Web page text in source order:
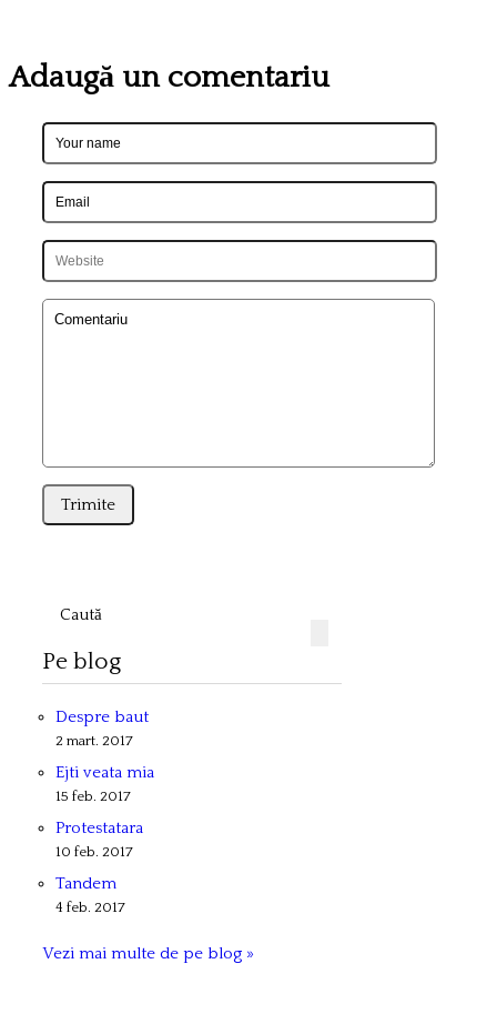
Adaugă un comentariu
Pe blog
Despre baut
2 mart. 2017
Ejti veata mia
15 feb. 2017
Protestatara
10 feb. 2017
Tandem
4 feb. 2017
Vezi mai multe de pe blog »